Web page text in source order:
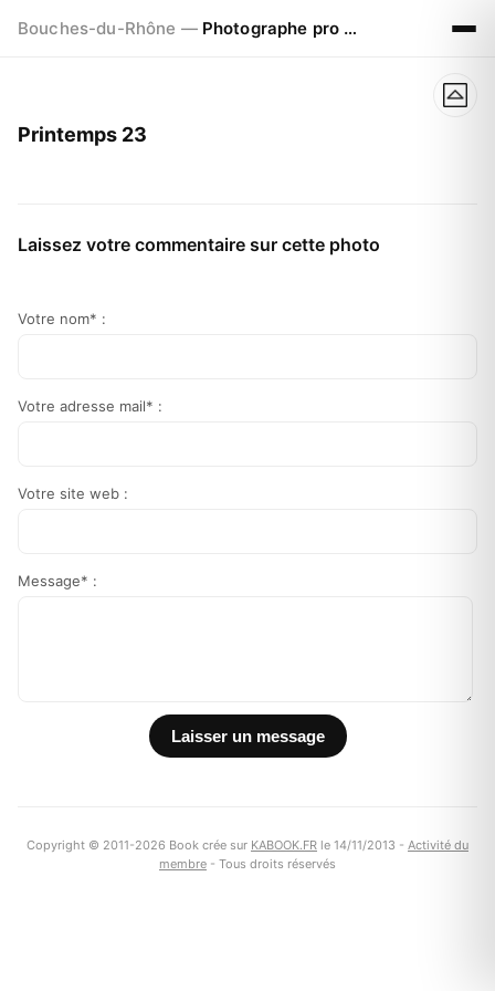
Bouches-du-Rhône — Photographe pro à Marseille - Aix - Avignon
Printemps 23
Laissez votre commentaire sur cette photo
Votre nom* :
Votre adresse mail* :
Votre site web :
Message* :
Copyright © 2011-2026 Book crée sur KABOOK.FR le 14/11/2013 - Activité du
membre - Tous droits réservés